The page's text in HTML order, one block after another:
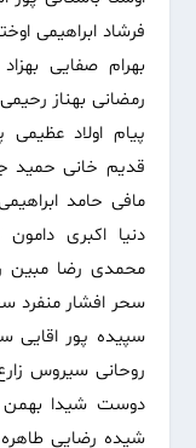
فرشاد ابراهیمی
بهرام صفایی
رمضانی بهناز
پیام اولاد
قدیم خانی حمید
مافی حامد
دنیا اکبری
محمدی رضا مبین
سحر افشار منفرد
سپیده پور اقایی
روحانی سیروس
دوست شیدا بهمن
شیده رضایی